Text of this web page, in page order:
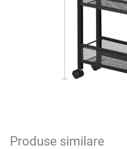
Produse similare